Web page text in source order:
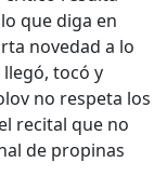
que diga en
novedad a lo
tocó y
no respeta los
recital que no
de propinas